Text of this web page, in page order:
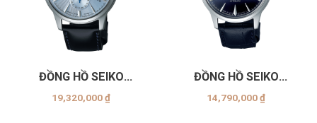
ĐỒNG HỒ SEIKO
19,320,000₫
ĐỒNG HỒ SEIKO
14,790,000₫